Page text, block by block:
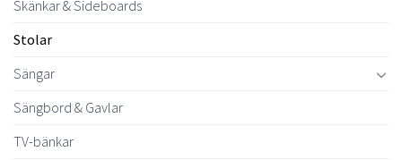
Skänkar & Sideboards
Stolar
Sängar
Sängbord & Gavlar
TV-bänkar